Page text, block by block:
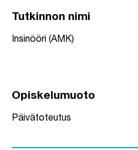
Tutkinnon nimi
Insinööri (AMK)
Opiskelumuoto
Päivätoteutus